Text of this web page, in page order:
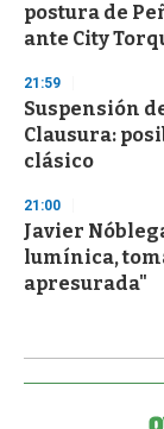
postura de
ante City
21:59
Suspensión
Clausura:
clásico
21:00
Javier
lumínica,
apresurada"